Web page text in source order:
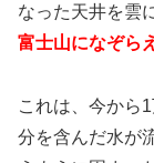
なった天井を雲
富士山になぞら
これは、今から
分を含んだ水が